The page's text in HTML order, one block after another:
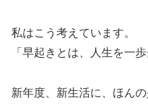
私はこう考えています。
「早起きとは、人生を一
新年度、新生活に、ほん